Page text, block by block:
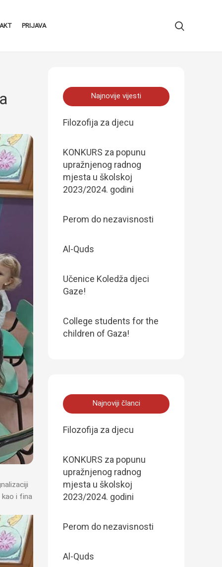
PRIJAVA
i fina
Najnovije vijesti
Filozofija za djecu
KONKURS za popunu
upražnjenog radnog
mjesta u školskoj
2023/2024. godini
Perom do nezavisnosti
Al-Quds
Učenice Koledža djeci
Gaze!
College students for the
children of Gaza!
Najnoviji članci
Filozofija za djecu
KONKURS za popunu
upražnjenog radnog
mjesta u školskoj
2023/2024. godini
Perom do nezavisnosti
Al-Quds